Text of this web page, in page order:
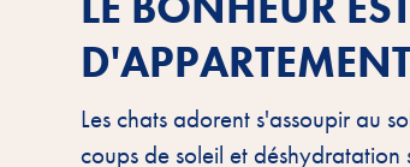
Les chats adorent s'assoupir au
coups de soleil et